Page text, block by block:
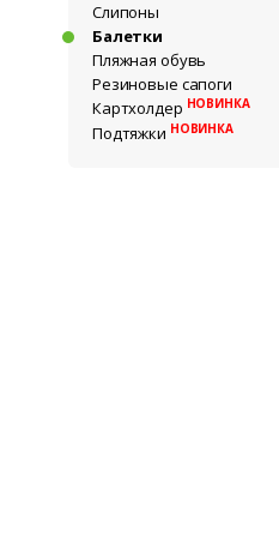
Слипоны
Балетки
Пляжная обувь
Резиновые сапоги
Картхолдер НОВИНКА
Подтяжки НОВИНКА